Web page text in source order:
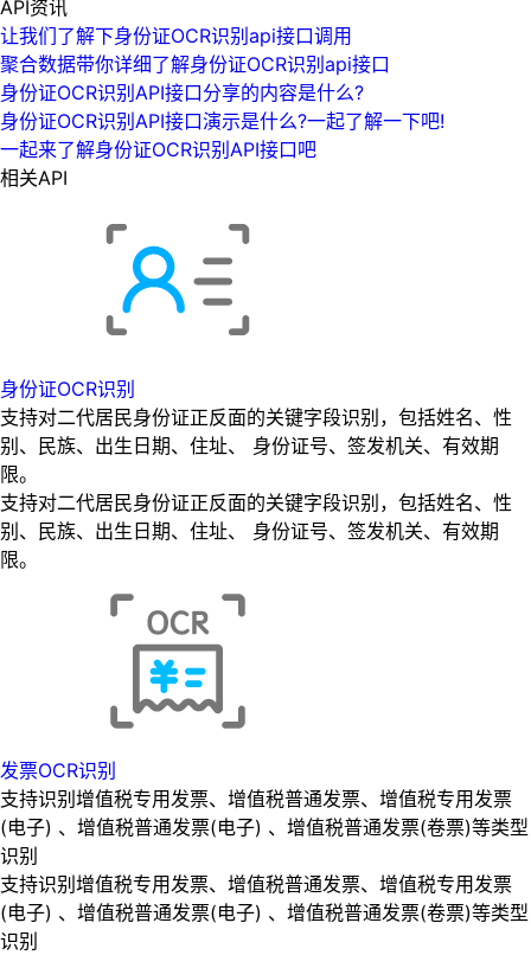
API资讯
让我们了解下身份证OCR识别api接口调用
聚合数据带你详细了解身份证OCR识别api接口
身份证OCR识别API接口分享的内容是什么?
身份证OCR识别API接口演示是什么?一起了解一下吧!
一起来了解身份证OCR识别API接口吧
相关API
身份证OCR识别
支持对二代居民身份证正反面的关键字段识别，包括姓名、性
别、民族、出生日期、住址、 身份证号、签发机关、有效期
限。
支持对二代居民身份证正反面的关键字段识别，包括姓名、性
别、民族、出生日期、住址、 身份证号、签发机关、有效期
限。
发票OCR识别
支持识别增值税专用发票、增值税普通发票、增值税专用发票
(电子) 、增值税普通发票(电子) 、增值税普通发票(卷票)等类型
识别
支持识别增值税专用发票、增值税普通发票、增值税专用发票
(电子) 、增值税普通发票(电子) 、增值税普通发票(卷票)等类型
识别